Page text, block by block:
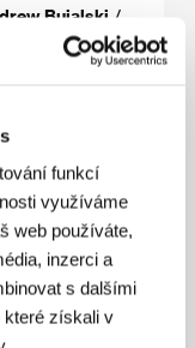
funkcí
využíváme
web používáte,
inzerci a
s dalšími
které získali v
Bujalski /
Bujalski/
Houston